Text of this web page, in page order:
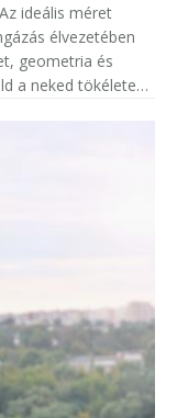
ideális méret
élvezetében
geometria és
a neked tökéletes